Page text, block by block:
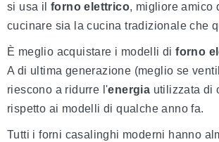
si usa ilforno elettrico, migliore amico
cucinare sia la cucina tradizionale che
È meglio acquistare i modelli diforno
A di ultima generazione (meglio se
riescono a ridurre l'energia utilizzata di
rispetto ai modelli di qualche anno fa.
Tutti i forni casalinghi moderni hanno